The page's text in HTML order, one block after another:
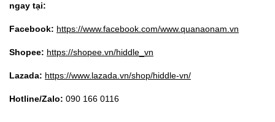
ngay tại:
Facebook: https://www.facebook.com/www.quanaonam.vn
Shopee: https://shopee.vn/hiddle_vn
Lazada: https://www.lazada.vn/shop/hiddle-vn/
Hotline/Zalo: 090 166 0116